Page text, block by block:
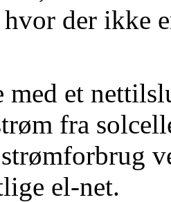
hvor der ikke
med et
fra
el-net.